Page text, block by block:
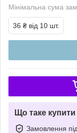
Мінімальна сума
36 ₴ від 10 шт.
Що таке
Замовлення